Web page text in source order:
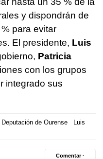
y dispondrán de
para evitar
El presidente, Luis
Patricia
con los grupos
integrado sus
Deputación de Ourense
Luis
Comentar ·